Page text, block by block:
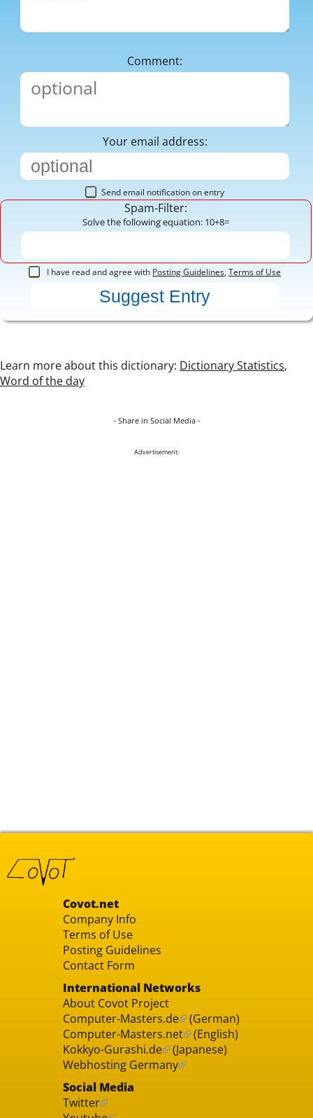
Comment:
Your email address:
Send email notification on entry
Spam-Filter:
Solve the following equation: 10+8=
I have read and agree with Posting Guidelines,Terms of Use
Learn more about this dictionary: Dictionary Statistics,
Word of the day
- Share in Social Media -
Advertisement:
Covot.net
Company Info
Terms of Use
Posting Guidelines
Contact Form
International Networks
About Covot Project
Computer-Masters.de (German)
Computer-Masters.net (English)
Kokkyo-Gurashi.de (Japanese)
Webhosting Germany
Social Media
Twitter